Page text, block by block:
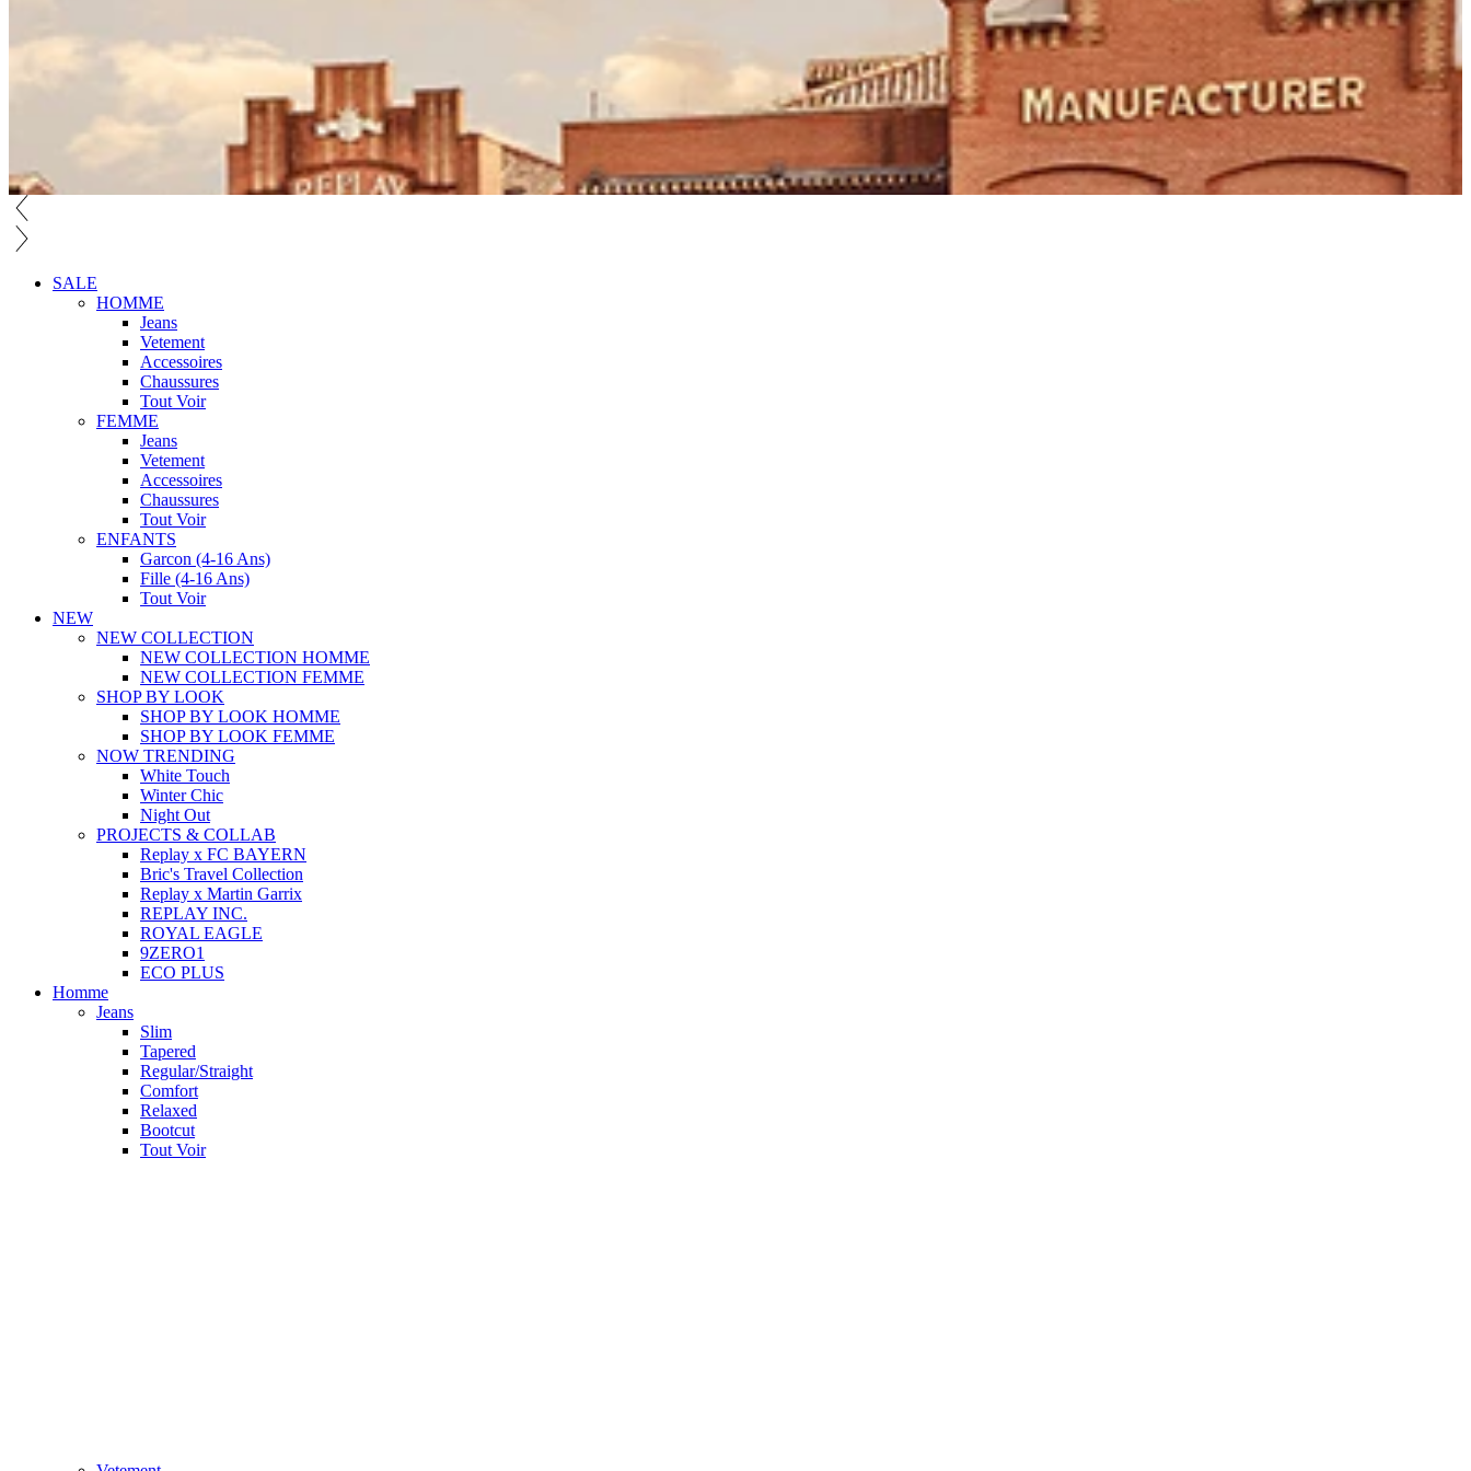
SALE
HOMME
Jeans
Vetement
Accessoires
Chaussures
Tout Voir
FEMME
Jeans
Vetement
Accessoires
Chaussures
Tout Voir
ENFANTS
Garcon (4-16 Ans)
Fille (4-16 Ans)
Tout Voir
NEW
NEW COLLECTION
NEW COLLECTION HOMME
NEW COLLECTION FEMME
SHOP BY LOOK
SHOP BY LOOK HOMME
SHOP BY LOOK FEMME
NOW TRENDING
White Touch
Winter Chic
Night Out
PROJECTS & COLLAB
Replay x FC BAYERN
Bric's Travel Collection
Replay x Martin Garrix
REPLAY INC.
ROYAL EAGLE
9ZERO1
ECO PLUS
Homme
Jeans
Slim
Tapered
Regular/Straight
Comfort
Relaxed
Bootcut
Tout Voir